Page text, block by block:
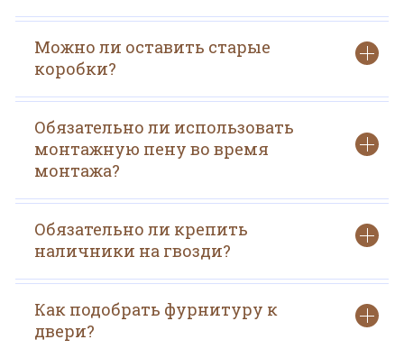
Можно ли оставить старые
коробки?
Обязательно ли использовать
монтажную пену во время
монтажа?
Обязательно ли крепить
наличники на гвозди?
Как подобрать фурнитуру к
двери?